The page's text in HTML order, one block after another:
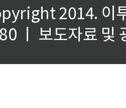
2014. 이
ㅣ 보도자료